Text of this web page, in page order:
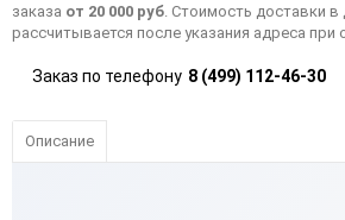
заказа от 20 000 руб. Стоимость доставки в
рассчитывается после указания адреса при
Заказ по телефону 8 (499) 112-46-30
Описание